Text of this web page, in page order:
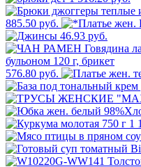
885.50 руб.
46.93 руб.
576.80 руб.
1